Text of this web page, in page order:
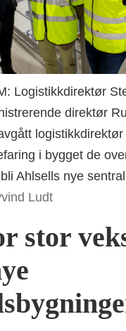
Logistikkdirektør
direktør
logistikkdirektør
i bygget de
Ahlsells nye
Ludt
stor